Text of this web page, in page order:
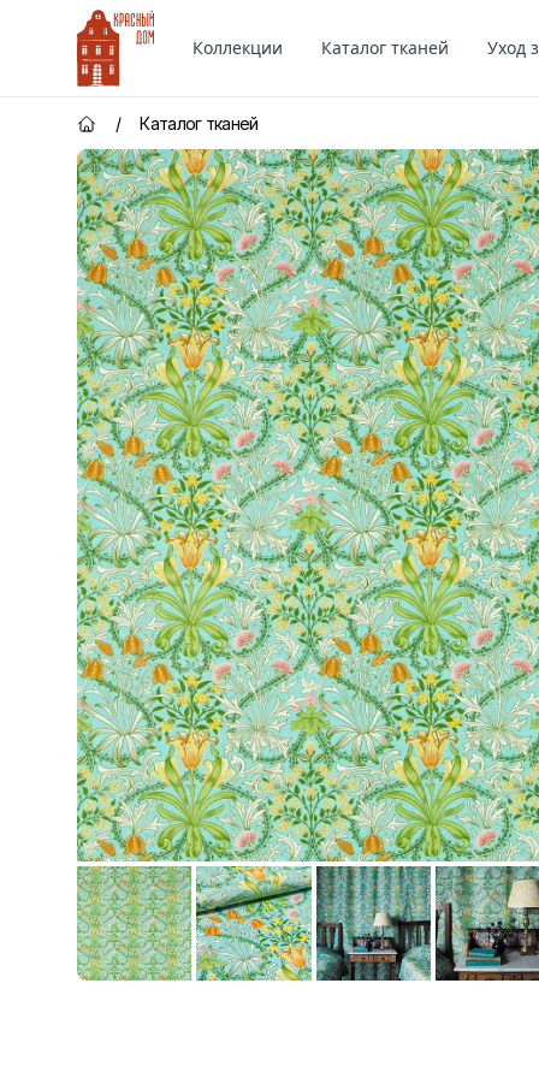
Красный Дом
Коллекции Каталог тканей Уход
Главная страница
/ Каталог тканей